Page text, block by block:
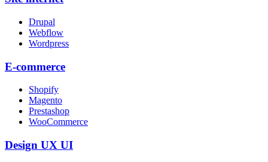
Drupal
Webflow
Wordpress
E-commerce
Shopify
Magento
Prestashop
WooCommerce
Design UX UI